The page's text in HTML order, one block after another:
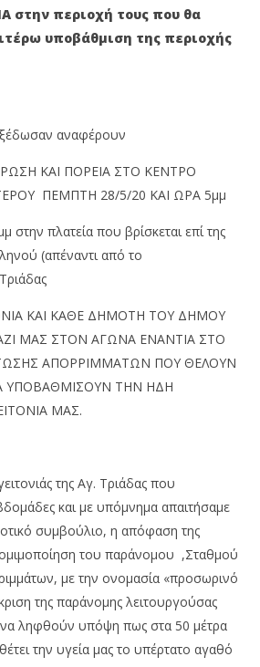
στην περιοχή τους που θα
υποβάθμιση της περιοχής
αναφέρουν
ΚΑΙ ΠΟΡΕΙΑ ΣΤΟ ΚΕΝΤΡΟ
ΠΕΜΠΤΗ 28/5/20 ΚΑΙ ΩΡΑ 5μμ
στην πλατεία που βρίσκεται επί της
(απέναντι από το
ΚΑΙ ΚΑΘΕ ΔΗΜΟΤΗ ΤΟΥ ΔΗΜΟΥ
ΜΑΣ ΣΤΟΝ ΑΓΩΝΑ ΕΝΑΝΤΙΑ ΣΤΟ
ΑΠΟΡΡΙΜΜΑΤΩΝ ΠΟΥ ΘΕΛΟΥΝ
ΥΠΟΒΑΘΜΙΣΟΥΝ ΤΗΝ ΗΔΗ
ΜΑΣ.
της Αγ. Τριάδας που
και με υπόμνημα απαιτήσαμε
συμβούλιο, η απόφαση της
του παράνομου ,Σταθμού
με την ονομασία «προσωρινό
της παράνομης λειτουργούσας
να ληφθούν υπόψη πως στα 50 μέτρα
την υγεία μας το υπέρτατο αγαθό